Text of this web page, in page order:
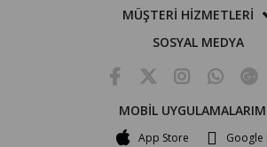
MÜŞTERİ HİZMETLERİ
SOSYAL MEDYA
MOBİL
App Store Google